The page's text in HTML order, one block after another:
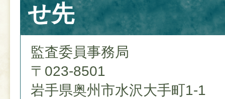
せ先
監査委員事務局
〒023-8501
岩手県奥州市水沢大手町1-1